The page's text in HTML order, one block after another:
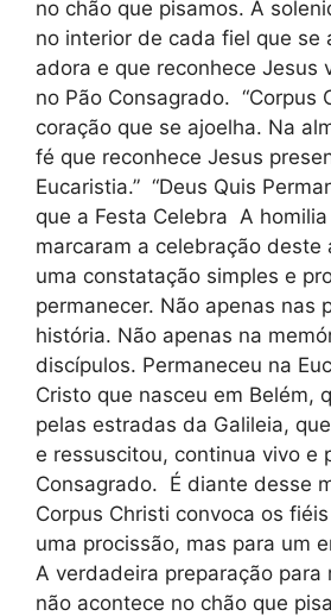
no chão que pisamos. A
no interior de cada fiel que se
adora e que reconhece Jesus
no Pão Consagrado. “Corpus
coração que se ajoelha. Na
fé que reconhece Jesus
Eucaristia.” “Deus Quis
que a Festa Celebra A
marcaram a celebração deste
uma constatação simples e
permanecer. Não apenas nas
história. Não apenas na
discípulos. Permaneceu na
Cristo que nasceu em Belém,
pelas estradas da Galileia,
e ressuscitou, continua vivo e
Consagrado. É diante desse
Corpus Christi convoca os
uma procissão, mas para um
A verdadeira preparação para
não acontece no chão que